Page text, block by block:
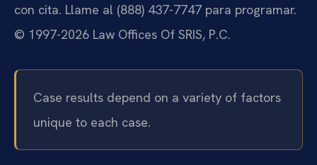
con cita. Llame al (888) 437-7747 para programar.
© 1997-2026 Law Offices Of SRIS, P.C.
Case results depend on a variety of factors
unique to each case.